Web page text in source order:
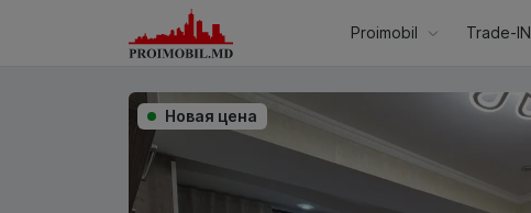
Новая цена
Proimobil Trade-IN